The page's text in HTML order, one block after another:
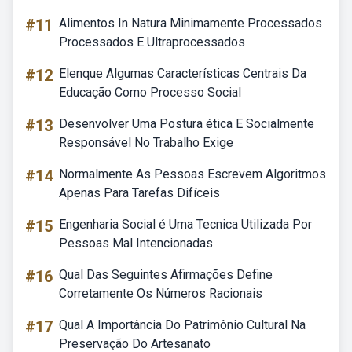
#11 Alimentos In Natura Minimamente Processados
Processados E Ultraprocessados
#12 Elenque Algumas Características Centrais Da
Educação Como Processo Social
#13 Desenvolver Uma Postura ética E Socialmente
Responsável No Trabalho Exige
#14 Normalmente As Pessoas Escrevem Algoritmos
Apenas Para Tarefas Difíceis
#15 Engenharia Social é Uma Tecnica Utilizada Por
Pessoas Mal Intencionadas
#16 Qual Das Seguintes Afirmações Define
Corretamente Os Números Racionais
#17 Qual A Importância Do Patrimônio Cultural Na
Preservação Do Artesanato